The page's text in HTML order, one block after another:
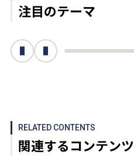
注目のテーマ
前へ
次へ
RELATED CONTENTS
関連するコンテンツ